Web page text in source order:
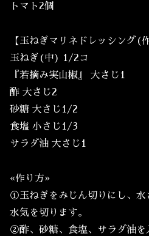
トマト2個
【玉ねぎマリネドレッシング(
玉ねぎ(中) 1/2コ
『若摘み実山椒』 大さじ1
酢 大さじ2
砂糖 大さじ1/2
食塩 小さじ1/3
サラダ油 大さじ1
«作り方»
①玉ねぎをみじん切りにし、水
水気を切ります。
②酢、砂糖、食塩、サラダ油を